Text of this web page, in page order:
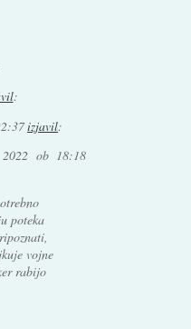
:
izjavil:
ob 18:18
poteka
vojne
rabijo